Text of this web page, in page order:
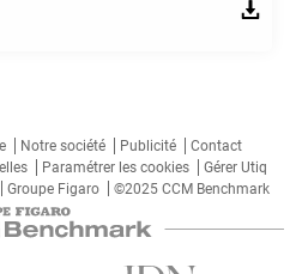
Notre société Publicité
Contact
Paramétrer les cookies
Gérer Utiq
Groupe Figaro ©2025 CCM Benchmark